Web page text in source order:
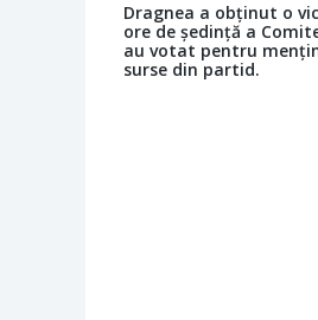
Dragnea a obținut o
ore de ședință a
au votat pentru
surse din partid.